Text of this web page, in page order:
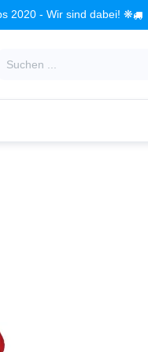
2020 - Wir sind dabei! ❋